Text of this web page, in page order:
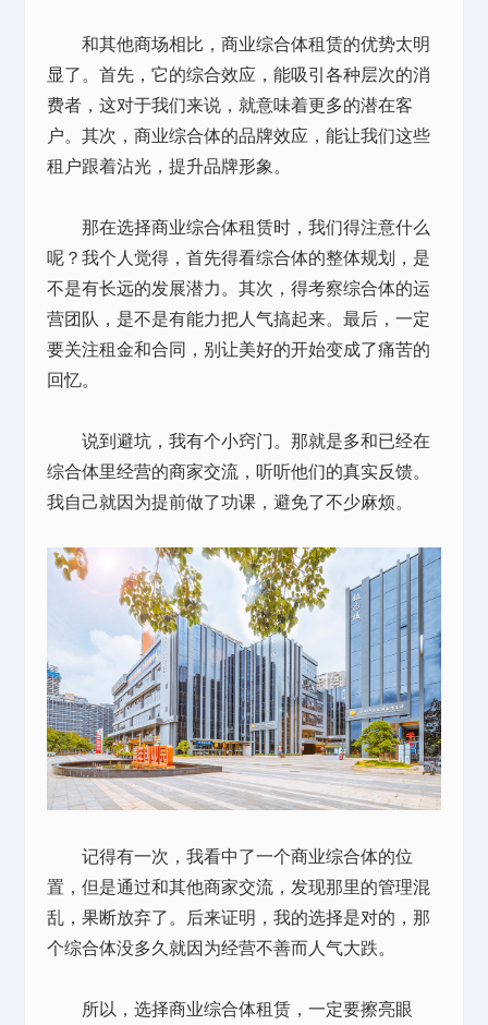
和其他商场相比，商业综合体租赁的优势太明
显了。首先，它的综合效应，能吸引各种层次的消
费者，这对于我们来说，就意味着更多的潜在客
户。其次，商业综合体的品牌效应，能让我们这些
租户跟着沾光，提升品牌形象。
那在选择商业综合体租赁时，我们得注意什么
呢？我个人觉得，首先得看综合体的整体规划，是
不是有长远的发展潜力。其次，得考察综合体的运
营团队，是不是有能力把人气搞起来。最后，一定
要关注租金和合同，别让美好的开始变成了痛苦的
回忆。
说到避坑，我有个小窍门。那就是多和已经在
综合体里经营的商家交流，听听他们的真实反馈。
我自己就因为提前做了功课，避免了不少麻烦。
记得有一次，我看中了一个商业综合体的位
置，但是通过和其他商家交流，发现那里的管理混
乱，果断放弃了。后来证明，我的选择是对的，那
个综合体没多久就因为经营不善而人气大跌。
所以，选择商业综合体租赁，一定要擦亮眼